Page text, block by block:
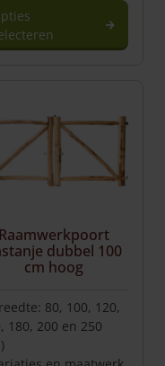
Raamwerkpoort
dubbel 100
cm hoog
80, 100, 120,
180, 200 en 250